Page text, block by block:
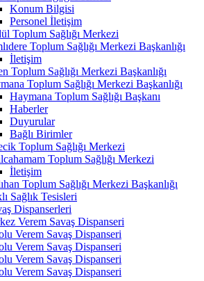
Konum Bilgisi
Personel İletişim
Toplum Sağlığı Merkezi
Toplum Sağlığı Merkezi Başkanlığı
İletişim
Toplum Sağlığı Merkezi Başkanlığı
Toplum Sağlığı Merkezi Başkanlığı
Haymana Toplum Sağlığı Başkanı
Haberler
Duyurular
Bağlı Birimler
Toplum Sağlığı Merkezi
Toplum Sağlığı Merkezi
İletişim
Toplum Sağlığı Merkezi Başkanlığı
Sağlık Tesisleri
Dispanserleri
Verem Savaş Dispanseri
Verem Savaş Dispanseri
Verem Savaş Dispanseri
Verem Savaş Dispanseri
Verem Savaş Dispanseri